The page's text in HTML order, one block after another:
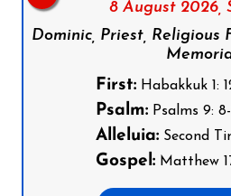
8 August 2026,
Dominic, Priest, Religious
First:Habakkuk 1:
Psalm:Psalms 9: 8-
Alleluia:Second
Gospel:Matthew